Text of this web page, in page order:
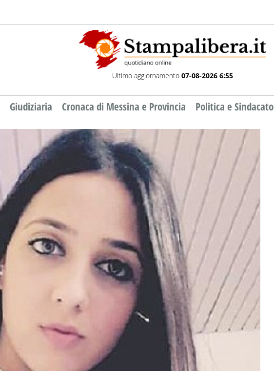
Ultimo aggiornamento 07-08-2026 6:55
Giudiziaria Cronaca di Messina e Provincia Politica e Sindacato